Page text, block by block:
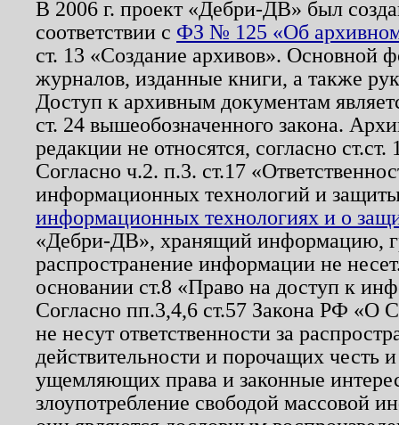
В 2006 г. проект «Дебри-ДВ» был
соответствии с ФЗ № 125 «Об
ст. 13 «Создание архивов». Основной
журналов, изданные книги, а также
Доступ к архивным документам
ст. 24 вышеобозначенного закона.
редакции не относятся, согласно
Согласно ч.2. п.3. ст.17
информационных технологий и
информационных технологиях и о
«Дебри-ДВ», хранящий информацию,
распространение информации не
основании ст.8 «Право на доступ к
Согласно пп.3,4,6 ст.57 Закона РФ «О
не несут ответственности за
действительности и порочащих честь
ущемляющих права и законные
злоупотребление свободой массовой